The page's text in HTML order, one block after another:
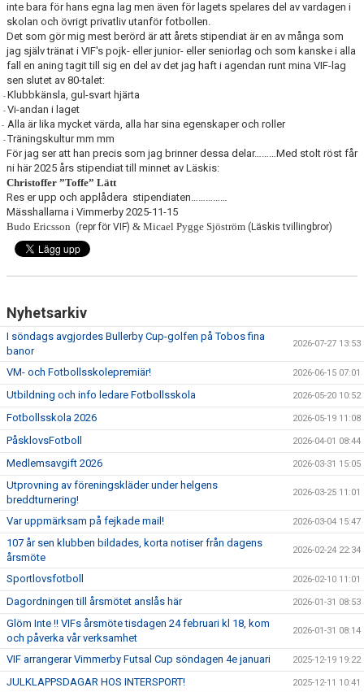
inte bara för hans egna lag men även för lagets spelares del av vardagen i
skolan och övrigt privatliv utanför fotbollen.
Det som gör mig mest berörd är att årets stipendiat är en av många som
jag själv tränat i VIF's pojk- eller junior- eller seniorlag och som kanske i alla
fall en aning tagit till sig en del av det jag haft i agendan runt mina VIF-lag
sen slutet av 80-talet:
Klubbkänsla, gul-svart hjärta
Vi-andan i laget
Alla är lika mycket värda, alla har sina egenskaper och roller
Träningskultur mm mm
För jag ser att han precis som jag brinner dessa delar………Med stolt röst får
ni här 2025 års stipendiat till minnet av Läskis:
Christoffer ”Toffe” Lätt
Res er upp och applådera stipendiaten……………
Mässhallarna i Vimmerby 2025-11-15
Budo Ericsson (repr för VIF) & Micael Pygge Sjöström (Läskis tvillingbror)
Nyhetsarkiv
I söndags avgjordes Bullerby Cup-golfen på Tobos fina
banor
2026-07-27 13:53
VM- och Fotbollsskolepremiär! 2026-06-15 07:01
Utbildning och info ledare Fotbollsskola 2026-05-20 10:52
Fotbollsskola 2026 2026-05-19 11:08
PåsklovsFotboll 2026-04-01 08:44
Medlemsavgift 2026 2026-03-31 15:05
Utprovning av föreningskläder under helgens
breddturnering!
2026-03-25 11:01
Var uppmärksam på fejkade mail! 2026-03-04 15:47
107 år sen klubben bildades, korta notiser från dagens
årsmöte
2026-02-24 22:34
Sportlovsfotboll 2026-02-10 11:01
Dagordningen till årsmötet anslås här 2026-01-31 08:53
Glöm Inte !! VIFs årsmöte tisdagen 24 februari kl 18, kom
och påverka vår verksamhet
2026-01-31 08:14
VIF arrangerar Vimmerby Futsal Cup söndagen 4e januari 2025-12-19 19:22
JULKLAPPSDAGAR HOS INTERSPORT! 2025-12-11 10:41